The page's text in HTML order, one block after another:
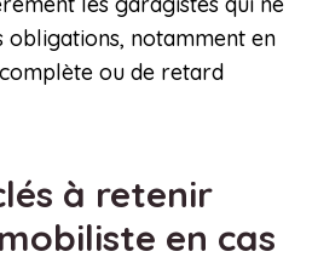
obligations, notamment en
ou de retard
à retenir
en cas